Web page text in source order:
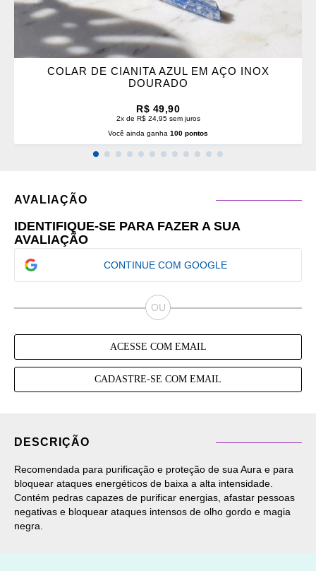
COLAR DE CIANITA AZUL EM AÇO INOX
DOURADO
R$ 49,90
2x de R$ 24,95 sem juros
Você ainda ganha 100 pontos
AVALIAÇÃO
IDENTIFIQUE-SE PARA FAZER A SUA
AVALIAÇÃO
CONTINUE COM GOOGLE
ACESSE COM EMAIL
CADASTRE-SE COM EMAIL
DESCRIÇÃO
Recomendada para purificação e proteção de sua Aura e para
bloquear ataques energéticos de baixa a alta intensidade.
Contém pedras capazes de purificar energias, afastar pessoas
negativas e bloquear ataques intensos de olho gordo e magia
negra.